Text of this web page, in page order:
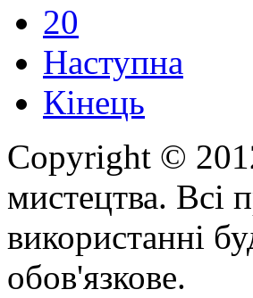
20
Наступна
Кінець
Copyright ©
мистецтва. Всі
використанні
обов'язкове.